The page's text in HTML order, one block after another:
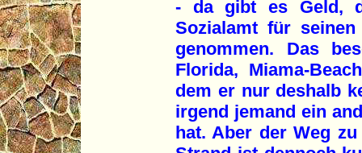
- da gibt es Geld,
Sozialamt für
genommen. Das
Florida, Miama-
dem er nur deshalb
irgend jemand ein
hat. Aber der Weg